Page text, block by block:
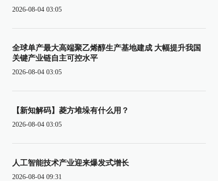
2026-08-04 03:05
全球单产最大高端聚乙烯醇生产基地建成 大幅提升我国
关键产业链自主可控水平
2026-08-04 03:05
【新知解码】菱方堆垛有什么用？
2026-08-04 03:05
人工智能技术产业迎来爆发式增长
2026-08-04 09:31